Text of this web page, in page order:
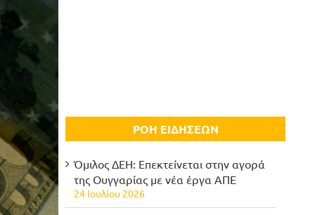
ΡΟΗ ΕΙΔΗΣΕΩΝ
Όμιλος ΔΕΗ: Επεκτείνεται στην αγορά
της Ουγγαρίας με νέα έργα ΑΠΕ
24 Ιουλίου 2026